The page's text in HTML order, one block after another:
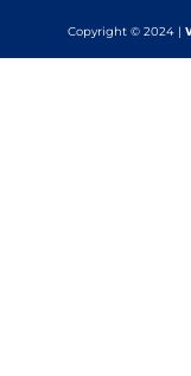
Copyright © 2024 |